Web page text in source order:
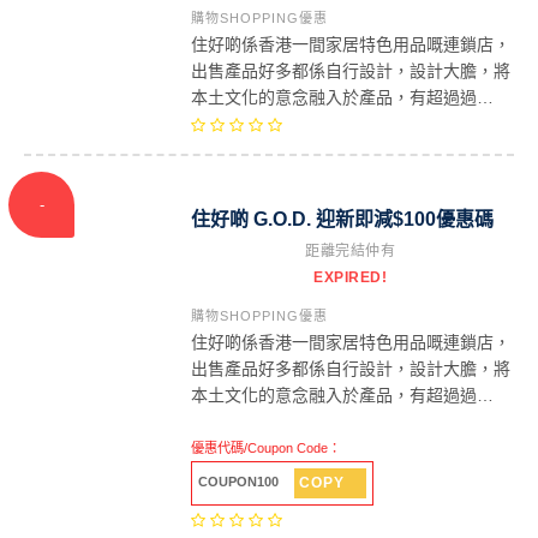
購物SHOPPING優惠
住好啲係香港一間家居特色用品嘅連鎖店，
出售產品好多都係自行設計，設計大膽，將
本土文化的意念融入於產品，有超過過…
-
住好啲 G.O.D. 迎新即減$100優惠碼
距離完結仲有
EXPIRED!
購物SHOPPING優惠
住好啲係香港一間家居特色用品嘅連鎖店，
出售產品好多都係自行設計，設計大膽，將
本土文化的意念融入於產品，有超過過…
優惠代碼/Coupon Code：
COUPON100 COPY